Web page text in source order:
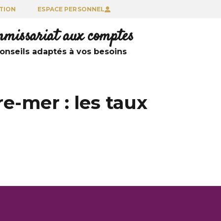
ESPACE PERSONNEL
aux comptes
adaptés à vos besoins
mer : les taux